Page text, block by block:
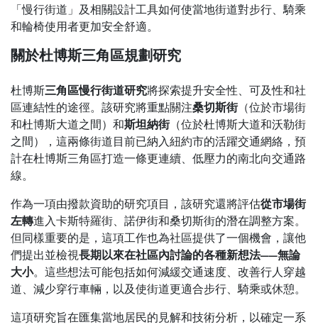
「慢行街道」及相關設計工具如何使當地街道對步行、騎乘
和輪椅使用者更加安全舒適。
關於杜博斯三角區規劃研究
杜博斯三角區慢行街道研究將探索提升安全性、可及性和社
區連結性的途徑。該研究將重點關注桑切斯街（位於市場街
和杜博斯大道之間）和斯坦納街（位於杜博斯大道和沃勒街
之間），這兩條街道目前已納入紐約市的活躍交通網絡，預
計在杜博斯三角區打造一條更連續、低壓力的南北向交通路
線。
作為一項由撥款資助的研究項目，該研究還將評估從市場街
左轉進入卡斯特羅街、諾伊街和桑切斯街的潛在調整方案。
但同樣重要的是，這項工作也為社區提供了一個機會，讓他
們提出並檢視長期以來在社區內討論的各種新想法——無論
大小。這些想法可能包括如何減緩交通速度、改善行人穿越
道、減少穿行車輛，以及使街道更適合步行、騎乘或休憩。
這項研究旨在匯集當地居民的見解和技術分析，以確定一系